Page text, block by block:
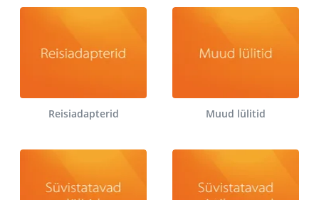
Reisiadapterid Muud lülitid